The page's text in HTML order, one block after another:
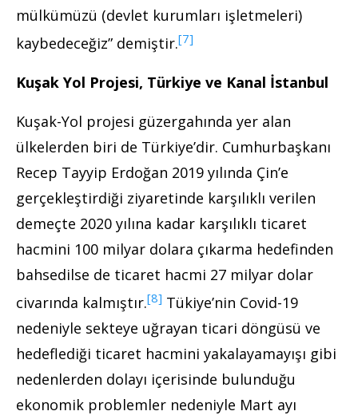
mülkümüzü (devlet kurumları işletmeleri)
kaybedeceğiz” demiştir.[7]
Kuşak Yol Projesi, Türkiye ve Kanal İstanbul
Kuşak-Yol projesi güzergahında yer alan
ülkelerden biri de Türkiye’dir. Cumhurbaşkanı
Recep Tayyip Erdoğan 2019 yılında Çin’e
gerçekleştirdiği ziyaretinde karşılıklı verilen
demeçte 2020 yılına kadar karşılıklı ticaret
hacmini 100 milyar dolara çıkarma hedefinden
bahsedilse de ticaret hacmi 27 milyar dolar
civarında kalmıştır.[8] Tükiye’nin Covid-19
nedeniyle sekteye uğrayan ticari döngüsü ve
hedeflediği ticaret hacmini yakalayamayışı gibi
nedenlerden dolayı içerisinde bulunduğu
ekonomik problemler nedeniyle Mart ayı